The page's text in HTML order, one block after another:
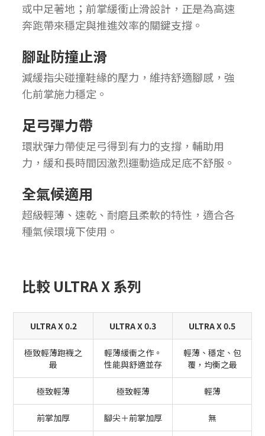
或中足著地；前掌緩衝止滑設計，正是為高速
奔跑帶來穩定與推進效率的關鍵支撐。
腳趾防撞止滑
減緩指尖碰撞鞋緣的壓力，維持舒適腳感，強
化前掌施力穩定。
足弓彈力帶
環狀彈力帶使足弓得到有力的支撐，輔助用
力，緩和長時間因激烈運動造成足底不舒服。
全氣候適用
超級輕薄、速乾、耐磨且柔軟的特性，適合各
種氣候環境下使用。
比較 ULTRA X 系列
ULTRA X 0.2 ULTRA X 0.3 ULTRA X 0.5
極致輕薄跑襪之
最
輕薄緩衝之作。
性能與舒適並存
輕薄、穩定、包
覆，均衡之最
極致輕薄 極致輕薄 輕薄
前掌加厚 腳尖＋前掌加厚 無